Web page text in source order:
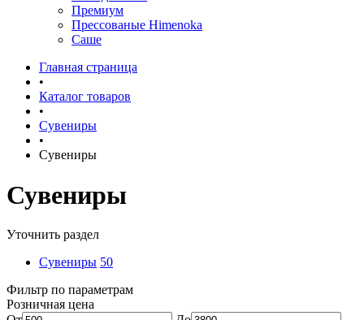
Премиум
Прессованые Himenoka
Саше
Главная страница
•
Каталог товаров
•
Сувениры
•
Сувениры
Сувениры
Уточнить раздел
Сувениры 50
Фильтр по параметрам
Розничная цена